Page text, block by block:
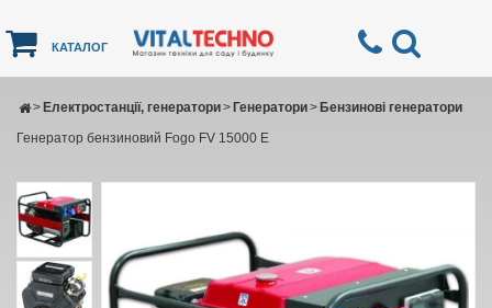
КАТАЛОГ
Електростанції, генератори
> Генератори
> Бензинові генератори
>
Генератор бензиновий Fogo FV 15000 E